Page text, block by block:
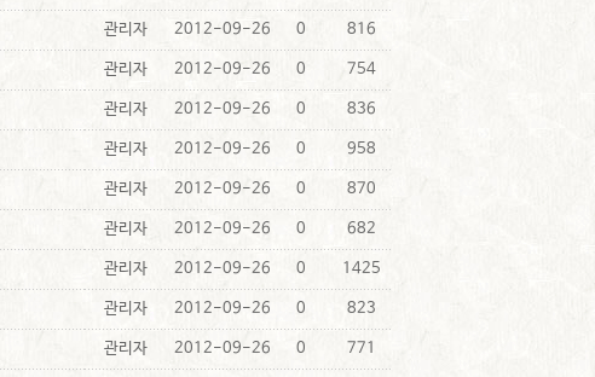
관리자 2012-09-26 0 816
관리자 2012-09-26 0 754
관리자 2012-09-26 0 836
관리자 2012-09-26 0 958
관리자 2012-09-26 0 870
관리자 2012-09-26 0 682
관리자 2012-09-26 0 1425
관리자 2012-09-26 0 823
관리자 2012-09-26 0 771